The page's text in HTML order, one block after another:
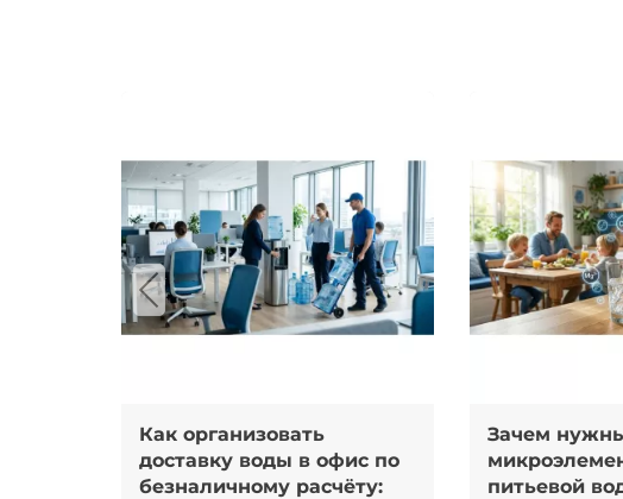
Как организовать
доставку воды в офис по
безналичному расчёту:
Зачем
питьевой